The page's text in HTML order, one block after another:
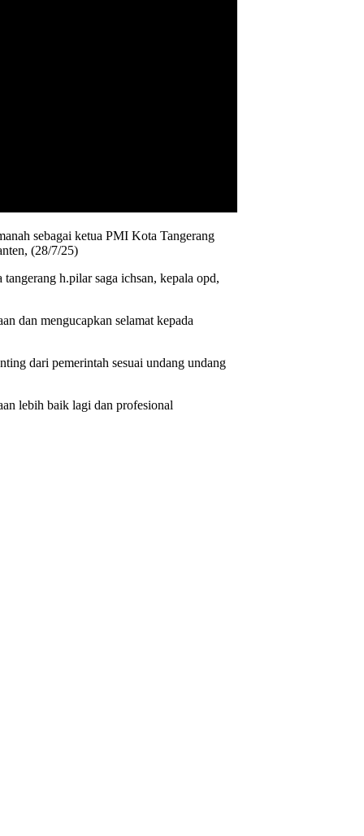
sebagai ketua PMI Kota Tangerang
(28/7/25)
h.pilar saga ichsan, kepala opd,
dan mengucapkan selamat kepada
dari pemerintah sesuai undang undang
lebih baik lagi dan profesional